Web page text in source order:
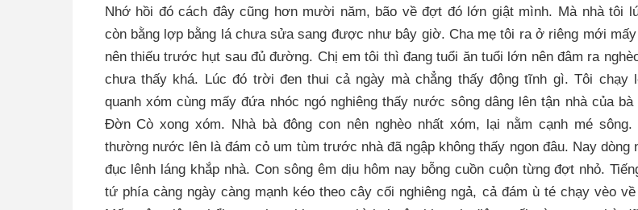
Nhớ hồi đó cách đây cũng hơn mười năm, bão về đợt đó lớn giật mình. Mà nhà tôi
còn bằng lợp bằng lá chưa sửa sang được như bây giờ. Cha mẹ tôi ra ở riêng mới mấy
nên thiếu trước hụt sau đủ đường. Chị em tôi thì đang tuổi ăn tuổi lớn nên đâm ra
chưa thấy khá. Lúc đó trời đen thui cả ngày mà chẳng thấy động tĩnh gì. Tôi chạy
quanh xóm cùng mấy đứa nhóc ngó nghiêng thấy nước sông dâng lên tận nhà của bà
Đờn Cò xong xóm. Nhà bà đông con nên nghèo nhất xóm, lại nằm cạnh mé sông.
thường nước lên là đám cỏ um tùm trước nhà đã ngập không thấy ngon đâu. Nay dòng
đục lênh láng khắp nhà. Con sông êm dịu hôm nay bỗng cuồn cuộn từng đợt nhỏ.
tứ phía càng ngày càng mạnh kéo theo cây cối nghiêng ngả, cả đám ù té chạy vèo về